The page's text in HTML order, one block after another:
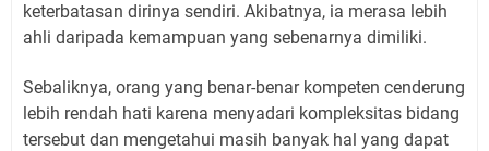
keterbatasan dirinya sendiri. Akibatnya, ia merasa lebih
ahli daripada kemampuan yang sebenarnya dimiliki.
Sebaliknya, orang yang benar-benar kompeten cenderung
lebih rendah hati karena menyadari kompleksitas bidang
tersebut dan mengetahui masih banyak hal yang dapat